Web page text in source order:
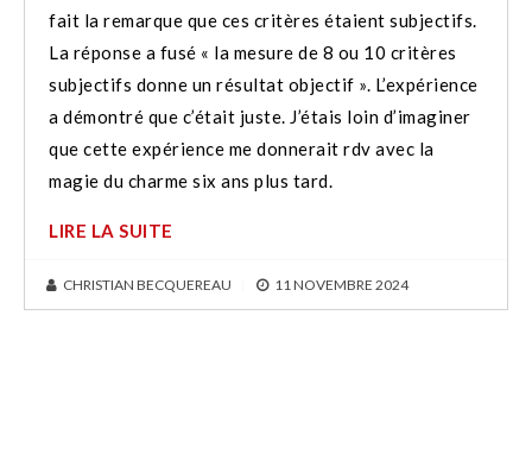
fait la remarque que ces critères étaient subjectifs.
La réponse a fusé « la mesure de 8 ou 10 critères
subjectifs donne un résultat objectif ». L’expérience
a démontré que c’était juste. J’étais loin d’imaginer
que cette expérience me donnerait rdv avec la
magie du charme six ans plus tard.
LIRE LA SUITE
CHRISTIAN BECQUEREAU 11 NOVEMBRE 2024